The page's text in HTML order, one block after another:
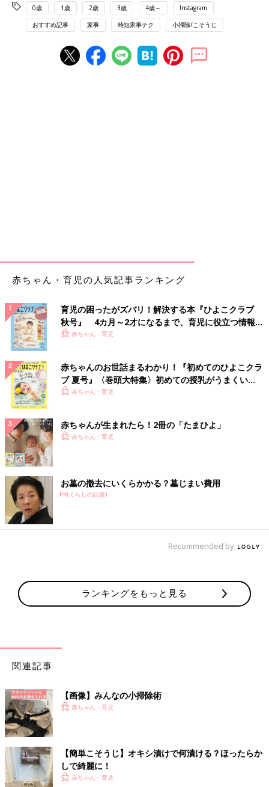
出典：Instagramアカウント「rsshhok」
出典：Instagramアカウント「sachie」
子ども靴をジッパー付きの袋に入れるという方法でオキシ漬け！
sachieさんは、ネットでこの方法を見つけて早速試してみたそう
体の汚れが落ちるとのこと♪
気になる洗濯槽の汚れをキレイにしよう！
こちらは洗濯槽をオキシ漬けした念入りこそうじ（小掃除）の様
子です。るなさんは、休日に洗濯機を徹底掃除したそうです。オ
キシクリーンなら衣類の洗濯だけでなく、色々な掃除で活躍しそ
うですね。
天気の良い日に♪カーテンを気軽に洗っちゃおう
0歳 1歳 2歳 3歳 4歳～ Instagram
おすすめ記事 家事 時短家事テク 小掃除/こそうじ
赤ちゃん・育児の人気記事ランキング
育児の困ったがズバリ！解決する本『ひよこクラブ
秋号』 4カ月～2才になるまで、育児に役立つ情報が
いっぱい！
赤ちゃん・育児
赤ちゃんのお世話まるわかり！『初めてのひよこクラ
ブ 夏号』〈巻頭大特集〉初めての授乳がうまくい
く！ おっぱい・ミルクの基本と夏のトラブル 解決テ
赤ちゃん・育児
赤ちゃんが生まれたら！2冊の「たまひよ」
赤ちゃん・育児
お墓の撤去にいくらかかる？墓じまい費用
PR(くらしの話題)
Recommended by
ランキングをもっと見る
関連記事
【画像】みんなの小掃除術
赤ちゃん・育児
【簡単こそうじ】オキシ漬けで何漬ける？ほったらか
しで綺麗に！
赤ちゃん・育児